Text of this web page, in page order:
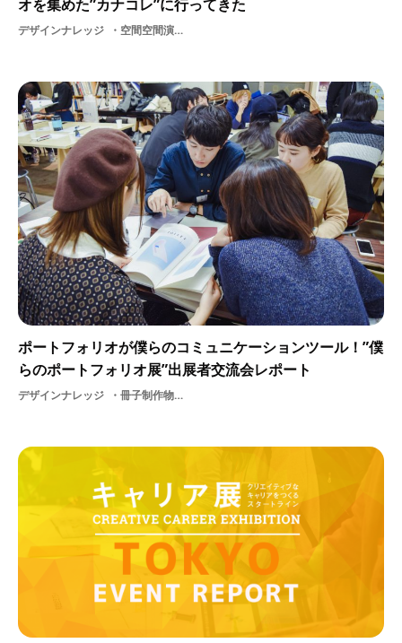
オを集めた”カナコレ”に行ってきた
デザインナレッジ 空間空間演出イベントレポートアートアーティスト
ポートフォリオが僕らのコミュニケーションツール！”僕
らのポートフォリオ展”出展者交流会レポート
デザインナレッジ 冊子制作物勉強会大学生イベントレポート学生美大生学生団体美大DESIGN休日作り方作品